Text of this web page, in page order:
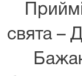
свята –
Бажаю